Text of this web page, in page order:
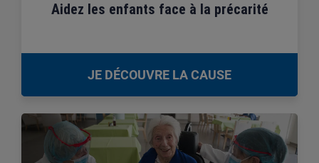
Aidez les enfants face à la précarité
JE DÉCOUVRE LA CAUSE